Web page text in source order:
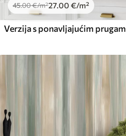
45.00€/m²27.00 €/m²